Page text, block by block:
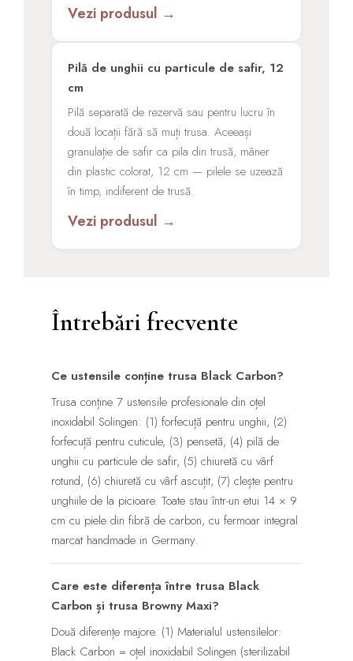
Vezi produsul →
Pilă de unghii cu particule de safir, 12
cm
Pilă separată de rezervă sau pentru lucru în
două locații fără să muți trusa. Aceeași
granulație de safir ca pila din trusă, mâner
din plastic colorat, 12 cm — pilele se uzează
în timp, indiferent de trusă.
Vezi produsul →
Întrebări frecvente
Ce ustensile conține trusa Black Carbon?
Trusa conține 7 ustensile profesionale din oțel
inoxidabil Solingen: (1) forfecuță pentru unghii, (2)
forfecuță pentru cuticule, (3) pensetă, (4) pilă de
unghii cu particule de safir, (5) chiuretă cu vârf
rotund, (6) chiuretă cu vârf ascuțit, (7) clește pentru
unghiile de la picioare. Toate stau într-un etui 14 × 9
cm cu piele din fibră de carbon, cu fermoar integral
marcat handmade in Germany.
Care este diferența între trusa Black
Carbon și trusa Browny Maxi?
Două diferențe majore. (1) Materialul ustensilelor:
Black Carbon = oțel inoxidabil Solingen (sterilizabil